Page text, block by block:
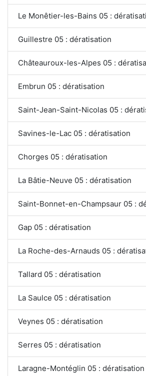
Le Monêtier-les-Bains 05 :
Guillestre 05 : dératisation
Châteauroux-les-Alpes 05 :
Embrun 05 : dératisation
Saint-Jean-Saint-Nicolas 05 :
Savines-le-Lac 05 : dératisation
Chorges 05 : dératisation
La Bâtie-Neuve 05 : dératisation
Saint-Bonnet-en-Champsaur 05 :
Gap 05 : dératisation
La Roche-des-Arnauds 05 :
Tallard 05 : dératisation
La Saulce 05 : dératisation
Veynes 05 : dératisation
Serres 05 : dératisation
Laragne-Montéglin 05 : dératisation